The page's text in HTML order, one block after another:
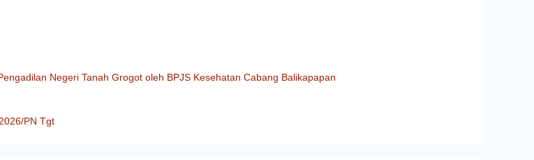
Negeri Tanah Grogot oleh BPJS Kesehatan Cabang Balikapapan
PN Tgt